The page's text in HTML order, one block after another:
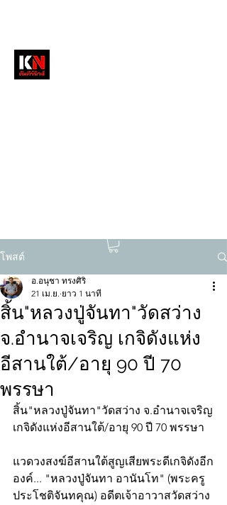
โพสต์
สิ้น"หลวงปู่จันทา"วัดสว่าง
จ.อำนาจเจริญ เกจิดังแห่ง
อีสานใต้/อายุ 90 ปี 70
พรรษา
อ.อนุชา ทรงศิริ
21 เม.ย. ยาว 1 นาที
สิ้น"หลวงปู่จันทา"วัดสว่าง จ.อำนาจเจริญ
เกจิดังแห่งอีสานใต้/อายุ 90 ปี 70 พรรษา
แวดวงสงฆ์อีสานใต้สูญเสียพระดีเกจิดังอีก
องค์... "หลวงปู่จันทา อานันโท" (พระครู
ประโชติจันทคุณ) อดีตเจ้าอาวาสวัดสว่าง